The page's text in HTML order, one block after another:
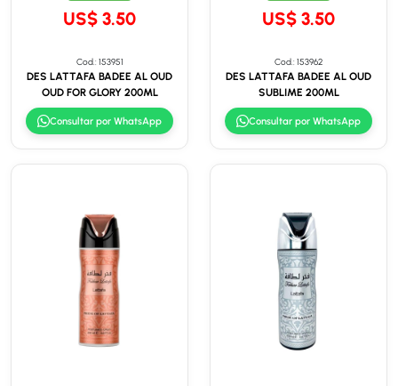
US$ 3.50
Cod.: 153951
DES LATTAFA BADEE AL OUD
OUD FOR GLORY 200ML
Consultar por WhatsApp
US$ 3.50
Cod.: 153962
DES LATTAFA BADEE AL OUD
SUBLIME 200ML
Consultar por WhatsApp